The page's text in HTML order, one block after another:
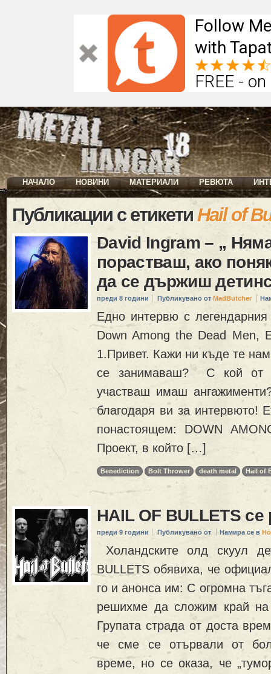
Follow
with
FREE -
НАЧАЛО НОВИНИ МАТЕРИАЛИ РЕВЮТА
Публикации с етикетиHail of
David Ingram – „
порастваш, ако
да се държиш
преди 8 години Публикувано от MadButcher
Едно интервю с
Down Among the Dead Men,
1.Привет. Кажи ни къде те
се занимаваш? С кой от
участваш имаш
благодаря ви за интервюто!
понастоящем: DOWN
Проект, в който […]
Benediction Bolt Thrower death metal Hail of
HAIL OF BULLETS се
преди 9 години Публикувано от Намира се в
Холандските олд скуул
BULLETS обявиха, че
го и анонса им: С огромна
решихме да сложим край
Групата страда от доста
че сме се отървали от
време, но се оказа, че